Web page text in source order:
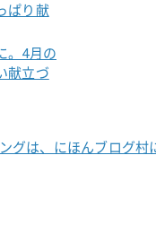
ぱり献
。4月の
献立づ
グは、にほんブログ村